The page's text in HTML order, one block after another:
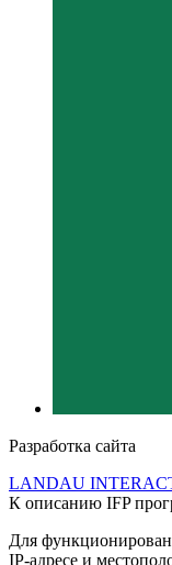
Разработка сайта
LANDAU
К описанию IFP
Для
IP-адресе и